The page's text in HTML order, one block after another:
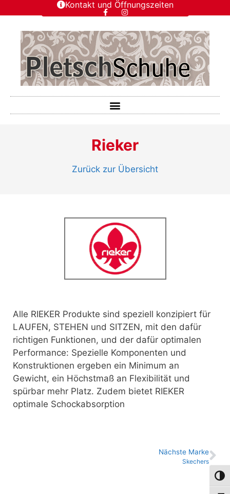
Kontakt und Öffnungszeiten
Rieker
Zurück zur Übersicht
Alle RIEKER Produkte sind speziell konzipiert für
LAUFEN, STEHEN und SITZEN, mit den dafür
richtigen Funktionen, und der dafür optimalen
Performance: Spezielle Komponenten und
Konstruktionen ergeben ein Minimum an
Gewicht, ein Höchstmaß an Flexibilität und
spürbar mehr Platz. Zudem bietet RIEKER
optimale Schockabsorption
Nächste Marke
Skechers